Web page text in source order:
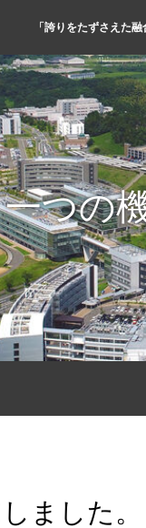
「誇りをたずさえた融
一つの
ました。